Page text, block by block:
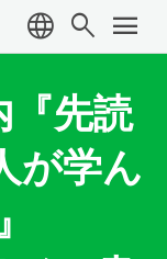
language search menu
『先読
が学ん